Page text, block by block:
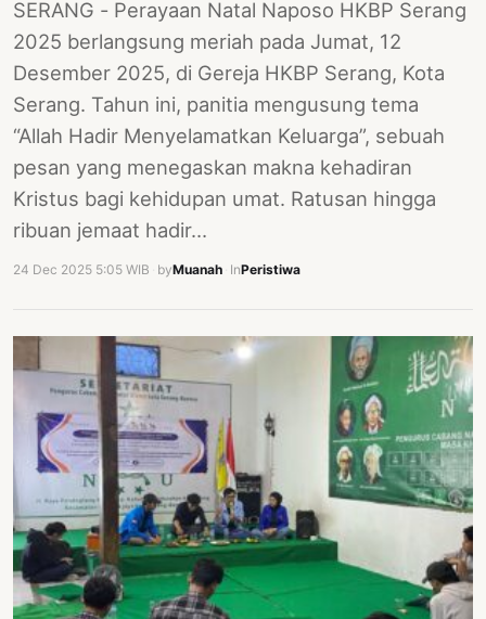
SERANG - Perayaan Natal Naposo HKBP Serang
2025 berlangsung meriah pada Jumat, 12
Desember 2025, di Gereja HKBP Serang, Kota
Serang. Tahun ini, panitia mengusung tema
“Allah Hadir Menyelamatkan Keluarga”, sebuah
pesan yang menegaskan makna kehadiran
Kristus bagi kehidupan umat. Ratusan hingga
ribuan jemaat hadir…
24 Dec 2025 5:05 WIB byMuanah InPeristiwa